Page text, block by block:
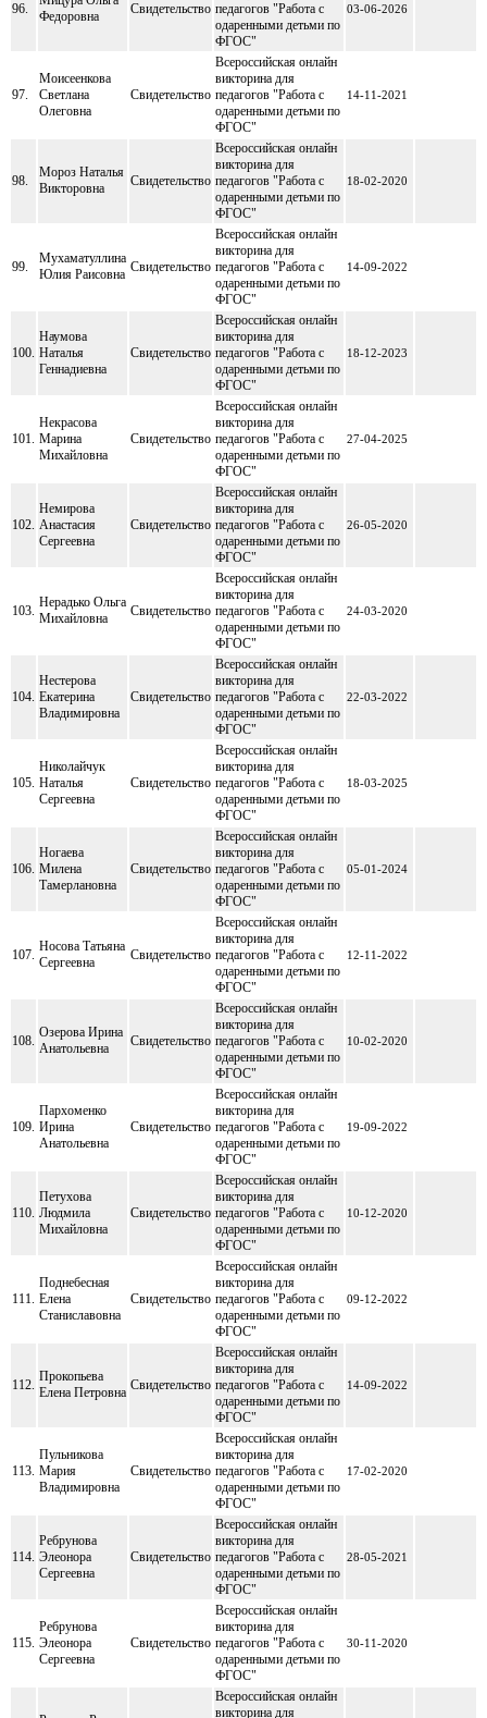
96.
Федоровна
Свидетельство педагогов "Работа с
одаренными детьми по
ФГОС"
03-06-2026
97.
Моисеенкова
Светлана
Олеговна
Свидетельство
Всероссийская онлайн
викторина для
педагогов "Работа с
одаренными детьми по
ФГОС"
14-11-2021
98.
Мороз Наталья
Викторовна
Свидетельство
Всероссийская онлайн
викторина для
педагогов "Работа с
одаренными детьми по
ФГОС"
18-02-2020
99.
Мухаматуллина
Юлия Раисовна Свидетельство
Всероссийская онлайн
викторина для
педагогов "Работа с
одаренными детьми по
ФГОС"
14-09-2022
100.
Наумова
Наталья
Геннадиевна
Свидетельство
Всероссийская онлайн
викторина для
педагогов "Работа с
одаренными детьми по
ФГОС"
18-12-2023
101.
Некрасова
Марина
Михайловна
Свидетельство
Всероссийская онлайн
викторина для
педагогов "Работа с
одаренными детьми по
ФГОС"
27-04-2025
102.
Немирова
Анастасия
Сергеевна
Свидетельство
Всероссийская онлайн
викторина для
педагогов "Работа с
одаренными детьми по
ФГОС"
26-05-2020
103.
Нерадько Ольга
Михайловна
Свидетельство
Всероссийская онлайн
викторина для
педагогов "Работа с
одаренными детьми по
ФГОС"
24-03-2020
104.
Нестерова
Екатерина
Владимировна
Свидетельство
Всероссийская онлайн
викторина для
педагогов "Работа с
одаренными детьми по
ФГОС"
22-03-2022
105.
Николайчук
Наталья
Сергеевна
Свидетельство
Всероссийская онлайн
викторина для
педагогов "Работа с
одаренными детьми по
ФГОС"
18-03-2025
106.
Ногаева
Милена
Тамерлановна
Свидетельство
Всероссийская онлайн
викторина для
педагогов "Работа с
одаренными детьми по
ФГОС"
05-01-2024
107.
Носова Татьяна
Сергеевна
Свидетельство
Всероссийская онлайн
викторина для
педагогов "Работа с
одаренными детьми по
ФГОС"
12-11-2022
108.
Озерова Ирина
Анатольевна
Свидетельство
Всероссийская онлайн
викторина для
педагогов "Работа с
одаренными детьми по
ФГОС"
10-02-2020
109.
Пархоменко
Ирина
Анатольевна
Свидетельство
Всероссийская онлайн
викторина для
педагогов "Работа с
одаренными детьми по
ФГОС"
19-09-2022
110.
Петухова
Людмила
Михайловна
Свидетельство
Всероссийская онлайн
викторина для
педагогов "Работа с
одаренными детьми по
ФГОС"
10-12-2020
111.
Поднебесная
Елена
Станиславовна
Свидетельство
Всероссийская онлайн
викторина для
педагогов "Работа с
одаренными детьми по
ФГОС"
09-12-2022
112.
Прокопьева
Елена Петровна Свидетельство
Всероссийская онлайн
викторина для
педагогов "Работа с
одаренными детьми по
ФГОС"
14-09-2022
113.
Пульникова
Мария
Владимировна
Свидетельство
Всероссийская онлайн
викторина для
педагогов "Работа с
одаренными детьми по
ФГОС"
17-02-2020
114.
Ребрунова
Элеонора
Сергеевна
Свидетельство
Всероссийская онлайн
викторина для
педагогов "Работа с
одаренными детьми по
ФГОС"
28-05-2021
115.
Ребрунова
Элеонора
Сергеевна
Свидетельство
Всероссийская онлайн
викторина для
педагогов "Работа с
одаренными детьми по
ФГОС"
30-11-2020
Всероссийская онлайн
викторина для